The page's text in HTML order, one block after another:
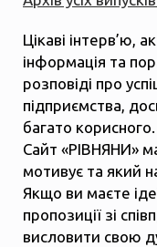
Цікаві інтерв’ю,
інформація та
розповіді про
підприємства,
багато корисного.
Сайт «РІВНЯНИ»
мотивує та який
Якщо ви маєте
пропозиції зі
висловити свою